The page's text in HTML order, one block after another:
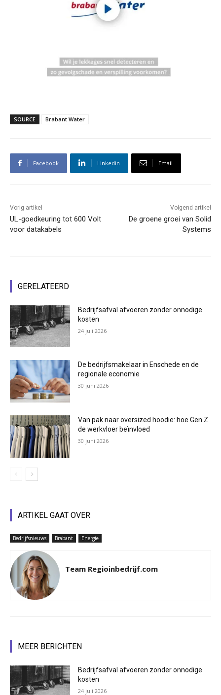
SOURCE Brabant Water
Facebook Linkedin Email
Vorig artikel
UL-goedkeuring tot 600 Volt
voor datakabels
Volgend artikel
De groene groei van Solid
Systems
GERELATEERD
Bedrijfsafval afvoeren zonder onnodige
kosten
24 juli 2026
De bedrijfsmakelaar in Enschede en de
regionale economie
30 juni 2026
Van pak naar oversized hoodie: hoe Gen Z
de werkvloer beïnvloed
30 juni 2026
ARTIKEL GAAT OVER
Bedrijfsnieuws Brabant Energie
Team Regioinbedrijf.com
MEER BERICHTEN
Bedrijfsafval afvoeren zonder onnodige
kosten
24 juli 2026